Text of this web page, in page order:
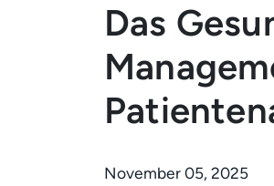
Das
November 05, 2025